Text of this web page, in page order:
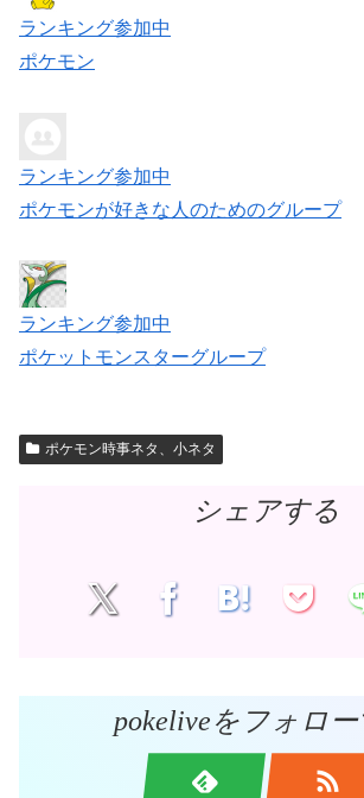
ランキング参加中
ポケモン
ランキング参加中
ポケモンが好きな人のためのグループ
ランキング参加中
ポケットモンスターグループ
ポケモン時事ネタ、小ネタ
シェアする
pokeliveをフォロ